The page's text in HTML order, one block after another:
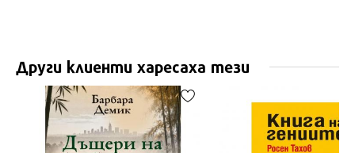
Други клиенти харесаха тези